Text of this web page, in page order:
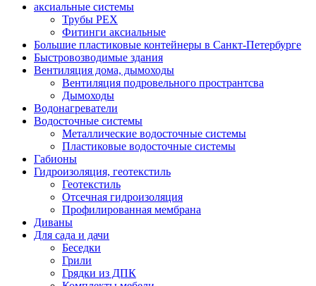
аксиальные системы
Трубы PEX
Фитинги аксиальные
Большие пластиковые контейнеры в Санкт-Петербурге
Быстровозводимые здания
Вентиляция дома, дымоходы
Вентиляция подровельного пространтсва
Дымоходы
Водонагреватели
Водосточные системы
Металлические водосточные системы
Пластиковые водосточные системы
Габионы
Гидроизоляция, геотекстиль
Геотекстиль
Отсечная гидроизоляция
Профилированная мембрана
Диваны
Для сада и дачи
Беседки
Грили
Грядки из ДПК